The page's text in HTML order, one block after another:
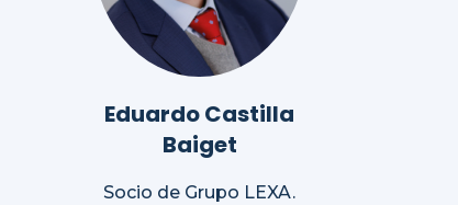
Eduardo Castilla
Baiget
Socio de Grupo LEXA.